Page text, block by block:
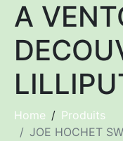
A
Home
Produits
JOE HOCHET